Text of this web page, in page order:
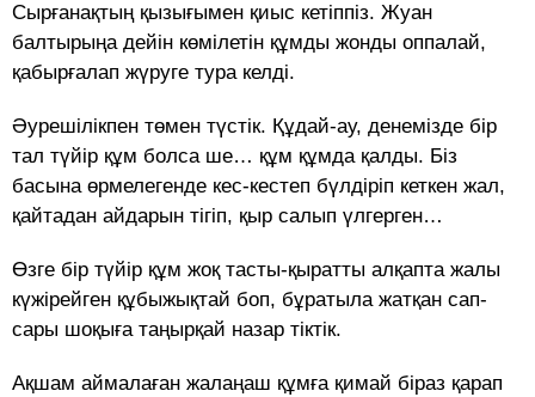
Сырғанақтың қызығымен қиыс кетіппіз. Жуан
балтырыңа дейін көмілетін құмды жонды оппалай,
қабырғалап жүруге тура келді.
Әурешілікпен төмен түстік. Құдай-ау, денемізде бір
тал түйір құм болса ше… құм құмда қалды. Біз
басына өрмелегенде кес-кестеп бүлдіріп кеткен жал,
қайтадан айдарын тігіп, қыр салып үлгерген…
Өзге бір түйір құм жоқ тасты-қыратты алқапта жалы
күжірейген құбыжықтай боп, бұратыла жатқан сап-
сары шоқыға таңырқай назар тіктік.
Ақшам аймалаған жалаңаш құмға қимай біраз қарап